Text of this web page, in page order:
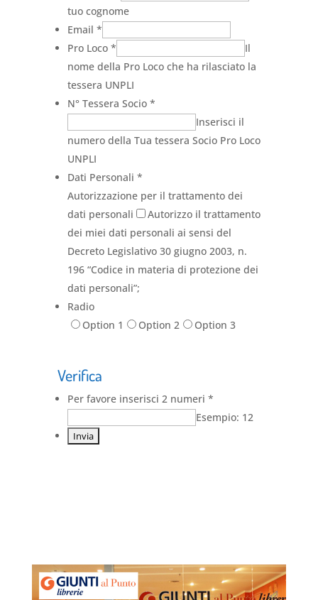
tuo cognome
Email *
Pro Loco *
Il
nome della Pro Loco che ha rilasciato la
tessera UNPLI
N° Tessera Socio *
Inserisci il
numero della Tua tessera Socio Pro Loco
UNPLI
Dati Personali *
Autorizzazione per il trattamento dei
dati personali
Autorizzo il trattamento
dei miei dati personali ai sensi del
Decreto Legislativo 30 giugno 2003, n.
196 “Codice in materia di protezione dei
dati personali”;
Radio
Option 1
Option 2 Option 3
Verifica
Per favore inserisci 2 numeri *
Esempio: 12